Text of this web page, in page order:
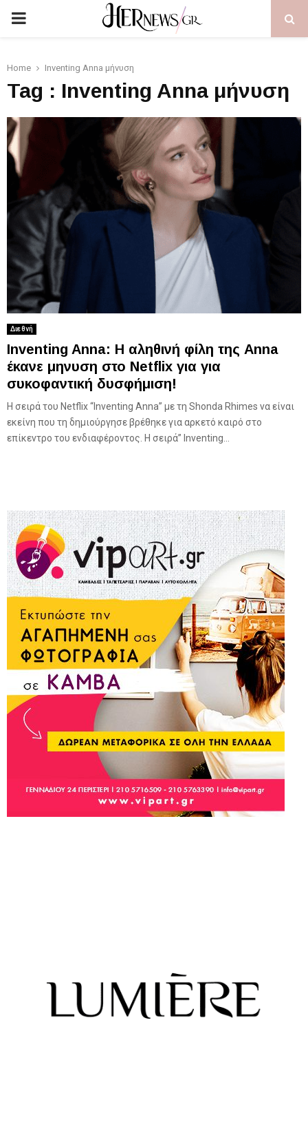
PRIMARY
Home Inventing Anna μήνυση
Tag : Inventing Anna μήνυση
Διεθνή
Inventing Anna: Η αληθινή φίλη της Anna
έκανε μηνυση στο Netflix για για
συκοφαντική δυσφήμιση!
Η σειρά του Netflix “Inventing Anna” με τη Shonda Rhimes να είναι
εκείνη που τη δημιούργησε βρέθηκε για αρκετό καιρό στο
επίκεντρο του ενδιαφέροντος. Η σειρά” Inventing...